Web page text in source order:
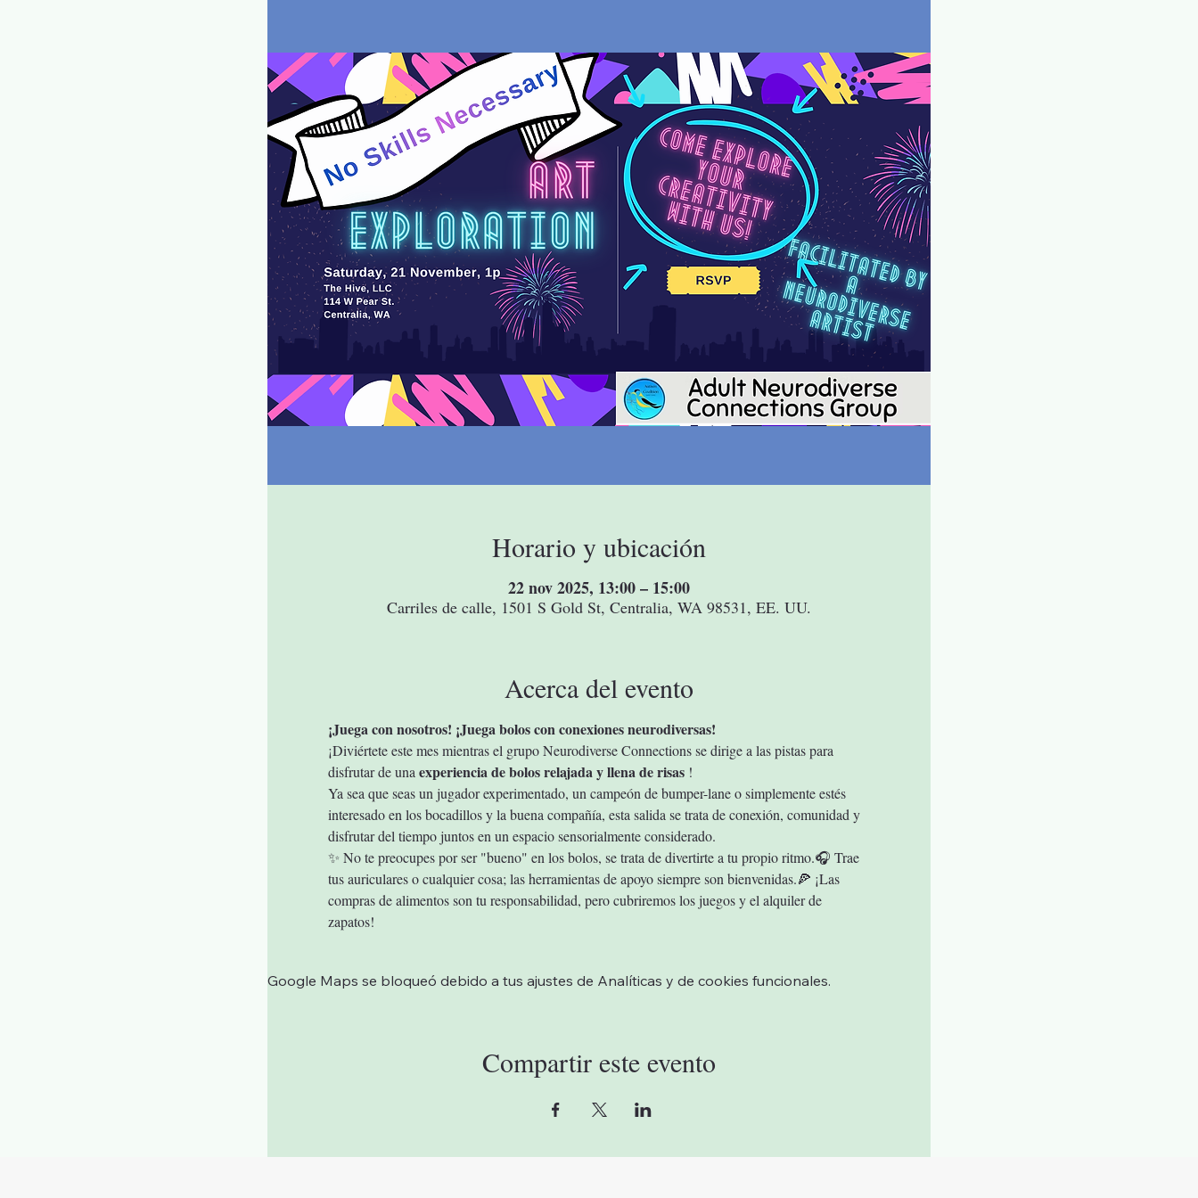
Horario y ubicación
22 nov 2025, 13:00 – 15:00
Carriles de calle, 1501 S Gold St, Centralia, WA 98531, EE. UU.
Acerca del evento
¡Juega con nosotros! ¡Juega bolos con conexiones neurodiversas!
¡Diviértete este mes mientras el grupo Neurodiverse Connections se dirige a las pistas para
disfrutar de una experiencia de bolos relajada y llena de risas !
Ya sea que seas un jugador experimentado, un campeón de bumper-lane o simplemente estés
interesado en los bocadillos y la buena compañía, esta salida se trata de conexión, comunidad y
disfrutar del tiempo juntos en un espacio sensorialmente considerado.
✨ No te preocupes por ser "bueno" en los bolos, se trata de divertirte a tu propio ritmo.🎧 Trae
tus auriculares o cualquier cosa; las herramientas de apoyo siempre son bienvenidas.🍕 ¡Las
compras de alimentos son tu responsabilidad, pero cubriremos los juegos y el alquiler de
zapatos!
Google Maps se bloqueó debido a tus ajustes de Analíticas y de cookies funcionales.
Compartir este evento